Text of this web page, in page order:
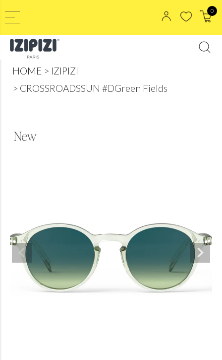
0
HOME
IZIPIZI
CROSSROADSSUN #DGreen Fields